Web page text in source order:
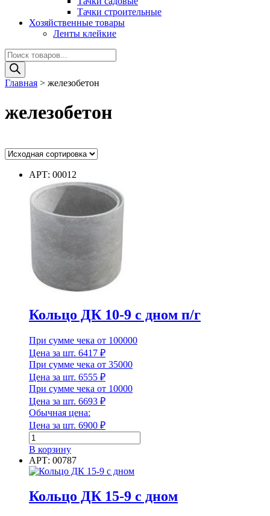
Тачки строительные
Хозяйственные товары
Ленты клейкие
Поиск
товаров
Главная > железобетон
железобетон
Ценовой фильтр
Цвет
Диаметр
Диаметр наружный
Диаметр наружный
Диаметр внутренний
Диаметр внутренний
Длина
АРТ: 00012
Кольцо ДК 10-9 с дном п/г
При сумме чека от 100000
Цена за шт. 6417 ₽
При сумме чека от 35000
Цена за шт. 6555 ₽
При сумме чека от 10000
Цена за шт. 6693 ₽
Обычная цена:
Цена за шт. 6900 ₽
Количество
товара
Кольцо
ДК
9
с
В корзину
АРТ: 00787
Кольцо ДК 15-9 с дном